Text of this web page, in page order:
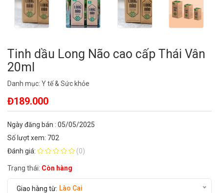
Tinh dầu Long Não cao cấp Thái Vân
20ml
Danh mục: Y tế & Sức khỏe
Đ189.000
Ngày đăng bán : 05/05/2025
Số lượt xem: 702
Đánh giá:
(0)
Trạng thái: Còn hàng
Lào Cai